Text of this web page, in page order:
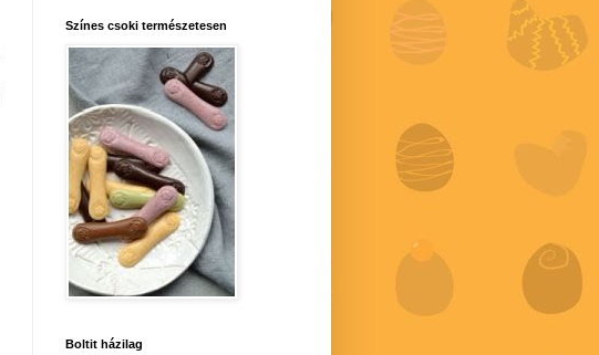
Színes csoki természetesen
Boltit házilag